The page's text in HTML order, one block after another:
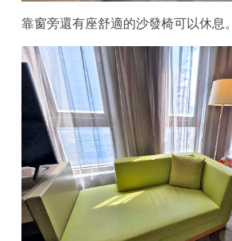
靠窗旁還有座舒適的沙發椅可以休息。